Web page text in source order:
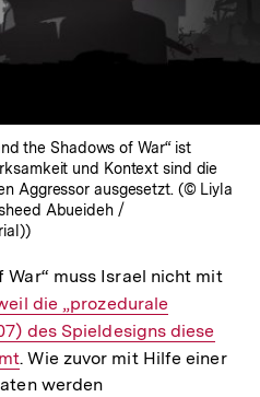
the Shadows of War“ ist
und Kontext sind die
Aggressor ausgesetzt. (© Liyla
Abueideh /
War“ muss Israel nicht mit
die „prozedurale
des Spieldesigns diese
. Wie zuvor mit Hilfe einer
werden